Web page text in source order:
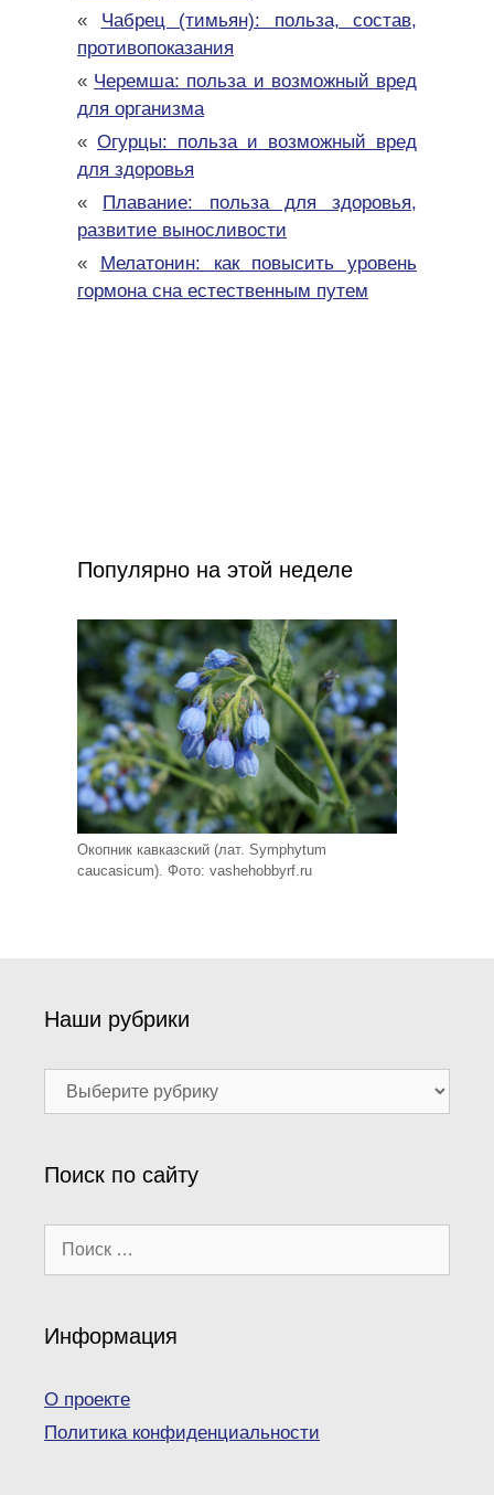
« Чабрец (тимьян): польза, состав,
противопоказания
« Черемша: польза и возможный вред
для организма
« Огурцы: польза и возможный вред
для здоровья
«
Плавание: польза для здоровья,
развитие выносливости
«
Мелатонин: как повысить уровень
гормона сна естественным путем
Популярно на этой неделе
Окопник кавказский (лат. Symphytum
caucasicum). Фото: vashehobbyrf.ru
Наши рубрики
Наши
рубрики
Поиск по сайту
Информация
О проекте
Политика конфиденциальности